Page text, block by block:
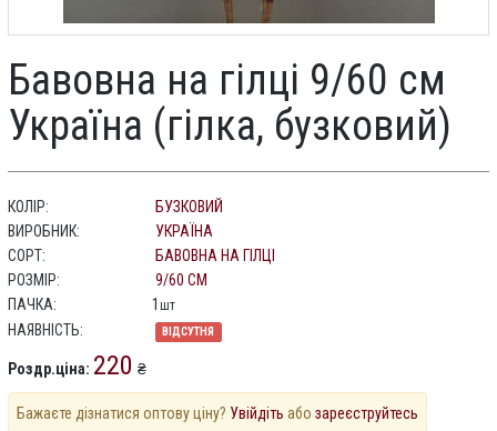
Бавовна на гілці 9/60 см
Україна (гілка, бузковий)
КОЛІР:
БУЗКОВИЙ
ВИРОБНИК:
УКРАЇНА
СОРТ:
БАВОВНА НА ГІЛЦІ
РОЗМІР:
9/60 СМ
ПАЧКА:
1 шт
НАЯВНІСТЬ: ВІДСУТНЯ
Роздр.ціна: 220 ₴
Бажаєте дізнатися оптову ціну? Увійдіть або зареєструйтесь